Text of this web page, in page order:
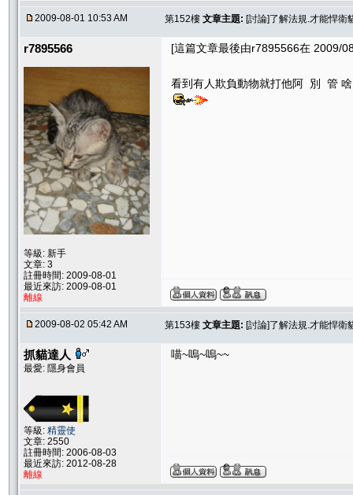
2009-08-01 10:53 AM 第152樓 文章主題: [討論]了解法規.才能悍衛
r7895566
等級: 新手
文章: 3
註冊時間: 2009-08-01
最近來訪: 2009-08-01
離線
[這篇文章最後由r7895566在 2009/
看到有人欺負動物就打他阿 別 管
2009-08-02 05:42 AM 第153樓 文章主題: [討論]了解法規.才能悍衛
抓貓達人
最愛: 隱身會員
等級: 精靈使
文章: 2550
註冊時間: 2006-08-03
最近來訪: 2012-08-28
離線
喵~嗚~嗚~~